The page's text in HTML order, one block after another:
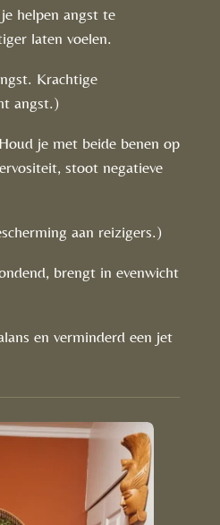
helpen angst te
laten voelen.
Krachtige
angst.)
je met beide benen op
stoot negatieve
aan reizigers.)
brengt in evenwicht
en verminderd een jet